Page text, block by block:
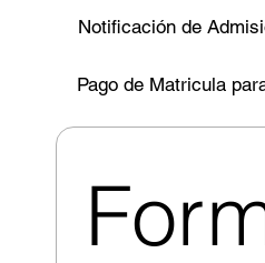
Notificación de
Pago de Matricula